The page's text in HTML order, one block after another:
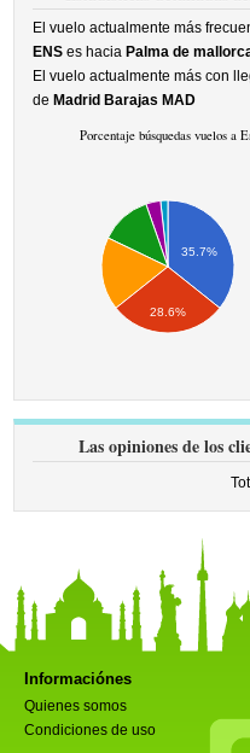
El vuelo actualmente más
ENS es hacia Palma de mallorca
El vuelo actualmente más con
de Madrid Barajas MAD
Porcentaje búsquedas vuelos a
35.7%
28.6%
Las opiniones de los
Informaciónes
Quienes somos
Condiciones de uso